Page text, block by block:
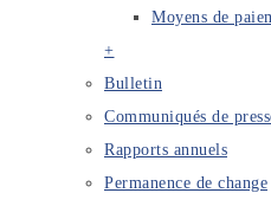
Moyens de
+
Bulletin
Communiqués de
Rapports annuels
Permanence de change